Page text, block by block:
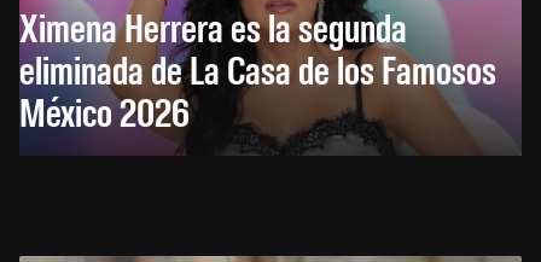
Ximena Herrera es la segunda
eliminada de La Casa de los Famosos
México 2026